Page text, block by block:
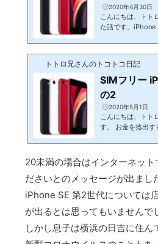
2020年4月30日
こんにちは、トト
た話です。iPhone
校入学の時に購
トトロ兄さんのトコトコ日記
SIMフリー
の2
2020年5月1日
こんにちは、トト
す。 お金を捻出す
5 を購入し、 高校
更をして、現在
20未満の場合はインターネッ
ださいとのメッセージが出まし
iPhone SE 第2世代については
が出るとは思ってもいませんで
しかし息子は横浜の日吉に住ん